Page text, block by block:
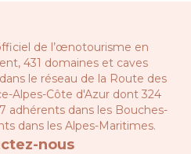
de l’œnotourisme en
431 domaines et caves
le réseau de la Route des
Alpes-Côte d'Azur dont 324
adhérents dans les Bouches-
dans les Alpes-Maritimes.
nous